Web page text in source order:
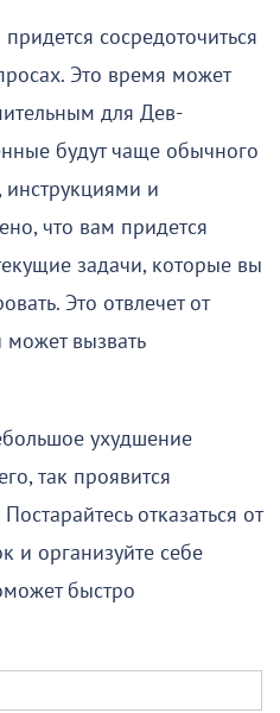
сосредоточиться
Это время может
для Дев-
будут чаще обычного
инструкциями и
что вам придется
задачи, которые вы
Это отвлечет от
вызвать
ухудшение
так проявится
отказаться от
и организуйте себе
быстро